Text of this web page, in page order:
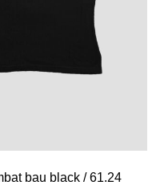
bau black / 61.24